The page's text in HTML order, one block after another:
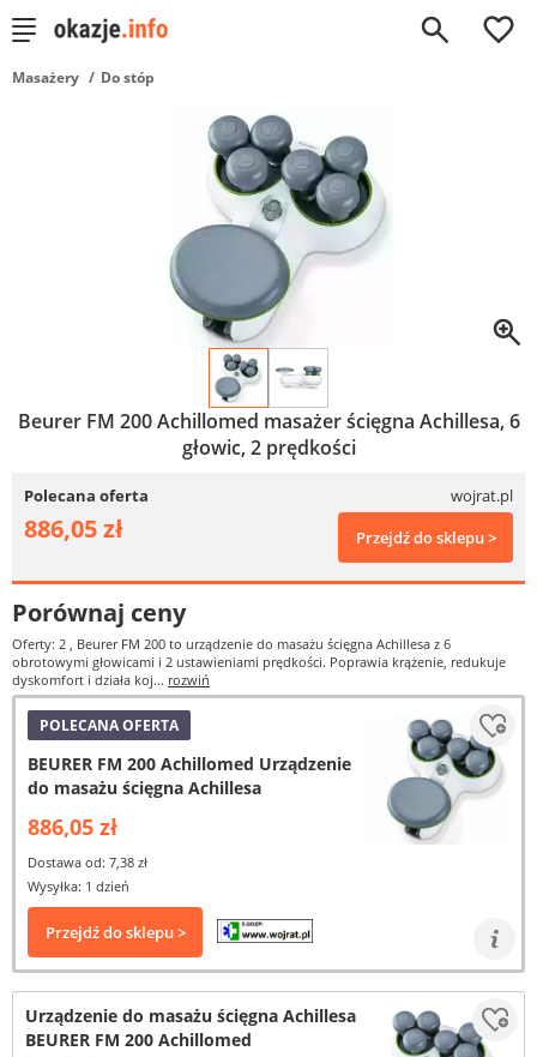
0
Masażery Do stóp
Beurer FM 200 Achillomed masażer ścięgna Achillesa, 6
głowic, 2 prędkości
Polecana oferta wojrat.pl
886,05 zł Przejdź do sklepu >
Porównaj ceny
Oferty: 2 , Beurer FM 200 to urządzenie do masażu ścięgna Achillesa z 6
obrotowymi głowicami i 2 ustawieniami prędkości. Poprawia krążenie, redukuje
dyskomfort i działa koj... rozwiń
POLECANA OFERTA
BEURER FM 200 Achillomed Urządzenie
do masażu ścięgna Achillesa
886,05 zł
Dostawa od: 7,38 zł
Wysyłka: 1 dzień
Przejdź do sklepu >
Urządzenie do masażu ścięgna Achillesa
BEURER FM 200 Achillomed